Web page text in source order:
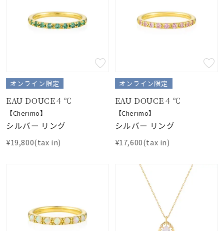
オンライン限定
EAU DOUCE４℃
【Cherimo】
シルバー リング
¥19,800(tax in)
オンライン限定
EAU DOUCE４℃
【Cherimo】
シルバー リング
¥17,600(tax in)